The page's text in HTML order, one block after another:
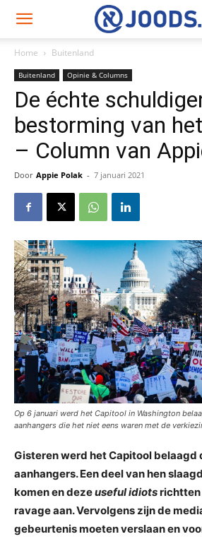
Home Buitenland
Buitenland Opinie & Columns
De échte
bestorming van
– Column van
Door Appie Polak - 7 januari 2021
Op 6 januari werd het Capitool in Washington
aanhangers die het niet eens waren met de
Gisteren werd het Capitool belaagd
aanhangers. Een deel van hen
komen en dezeuseful idiotsrichtten
ravage aan. Vervolgens zijn de
gebeurtenis moeten verslaan en